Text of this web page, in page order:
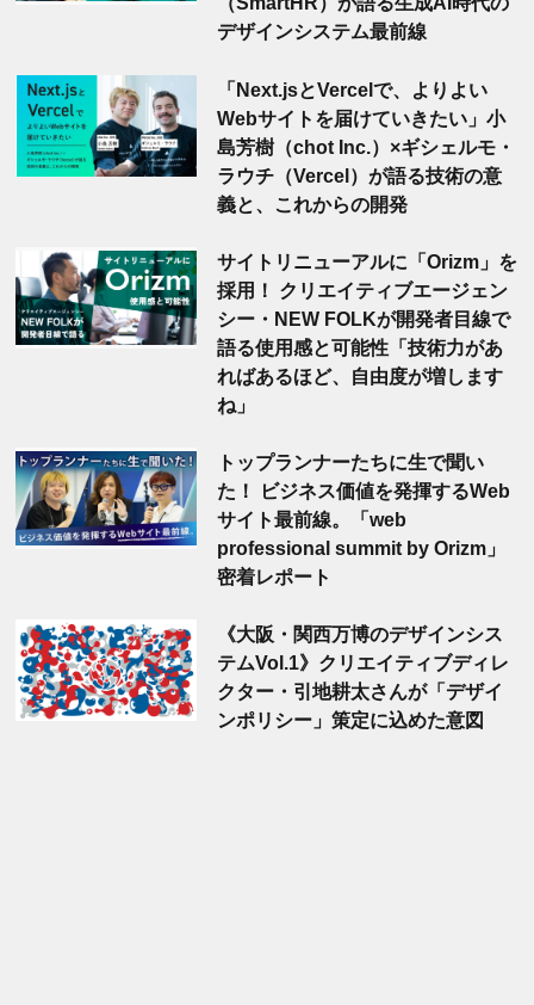
デザインシステム最前線
「Next.jsとVercelで、よりよい
Webサイトを届けていきたい」小
島芳樹（chot Inc.）×ギシェルモ・
ラウチ（Vercel）が語る技術の意
義と、これからの開発
サイトリニューアルに「Orizm」を
採用！ クリエイティブエージェン
シー・NEW FOLKが開発者目線で
語る使用感と可能性「技術力があ
ればあるほど、自由度が増します
ね」
トップランナーたちに生で聞い
た！ ビジネス価値を発揮するWeb
サイト最前線。「web
professional summit by Orizm」
密着レポート
《大阪・関西万博のデザインシス
テムVol.1》クリエイティブディレ
クター・引地耕太さんが「デザイ
ンポリシー」策定に込めた意図